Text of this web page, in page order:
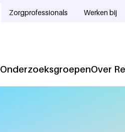
Zorgprofessionals Werken bij
OnderzoeksgroepenOver
Home